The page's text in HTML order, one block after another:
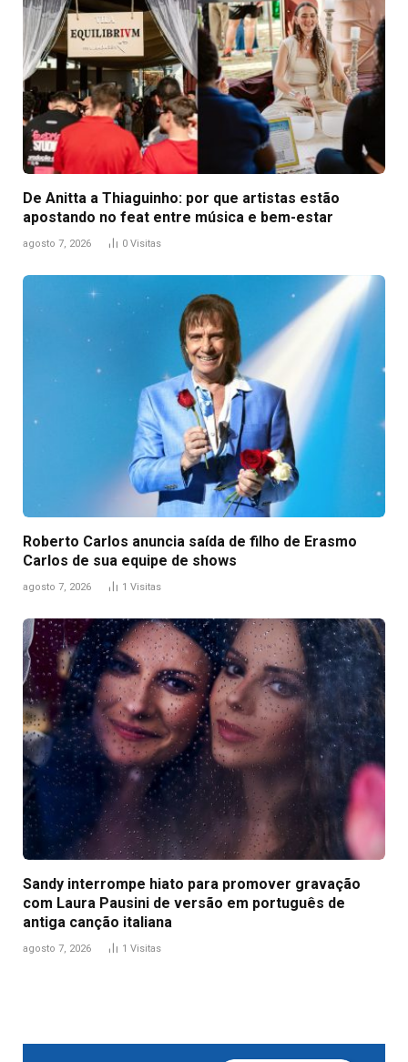
De Anitta a Thiaguinho: por que artistas estão
apostando no feat entre música e bem-estar
agosto 7, 2026 0 Visitas
Roberto Carlos anuncia saída de filho de Erasmo
Carlos de sua equipe de shows
agosto 7, 2026 1 Visitas
Sandy interrompe hiato para promover gravação
com Laura Pausini de versão em português de
antiga canção italiana
agosto 7, 2026 1 Visitas